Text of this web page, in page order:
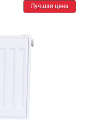
Лучшая цена